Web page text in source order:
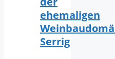
ehemaligen
Serrig